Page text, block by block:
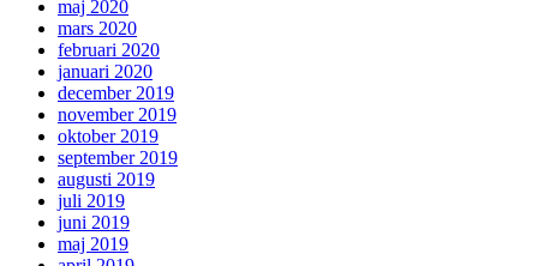
maj 2020
mars 2020
februari 2020
januari 2020
december 2019
november 2019
oktober 2019
september 2019
augusti 2019
juli 2019
juni 2019
maj 2019